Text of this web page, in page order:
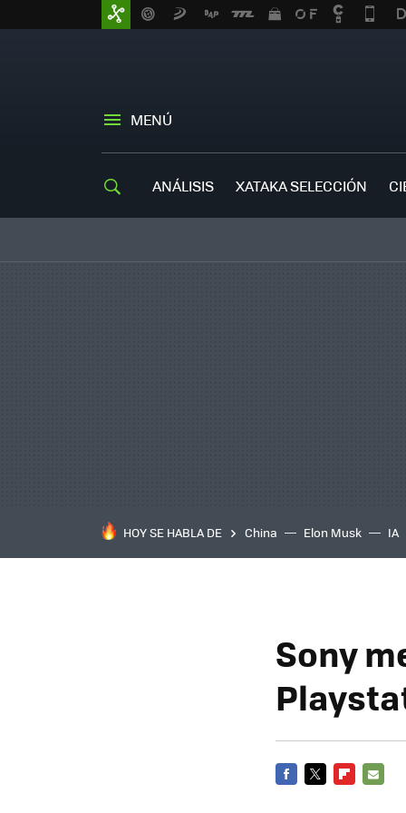
MENÚ
ANÁLISIS XATAKA SELECCIÓN
HOY SE HABLA DE China Elon Musk IA
Sony